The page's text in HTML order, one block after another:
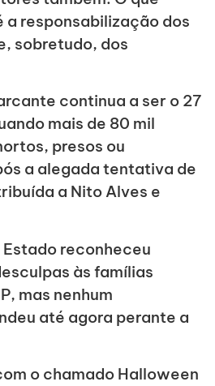
a responsabilização dos
sobretudo, dos
continua a ser o 27
mais de 80 mil
presos ou
a alegada tentativa de
a Nito Alves e
reconheceu
às famílias
mas nenhum
até agora perante a
o chamado Halloween